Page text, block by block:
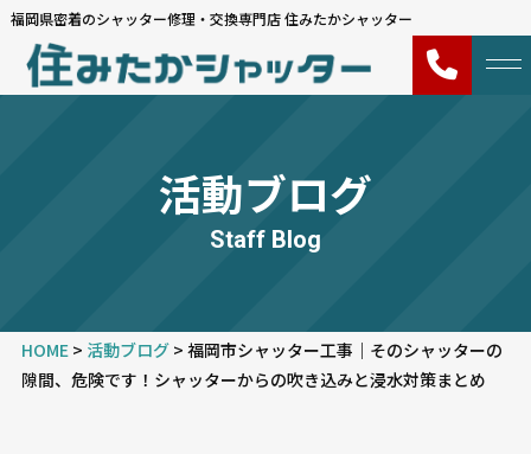
福岡県密着のシャッター修理・交換専門店 住みたかシャッター
活動ブログ
Staff Blog
HOME> 活動ブログ> 福岡市シャッター工事｜そのシャッターの
隙間、危険です！シャッターからの吹き込みと浸水対策まとめ